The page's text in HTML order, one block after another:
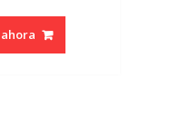
original
era:
actual
es: